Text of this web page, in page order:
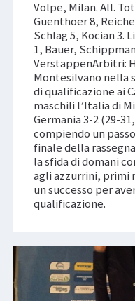
Volpe, Milan. All.
Guenthoer 8,
Schlag 5, Kocian 3.
1, Bauer,
VerstappenArbitri:
Montesilvano nella
di qualificazione ai
maschili l’Italia di
Germania 3-2 (29-
compiendo un
finale della
la sfida di domani
agli azzurrini, primi
un successo per
qualificazione.